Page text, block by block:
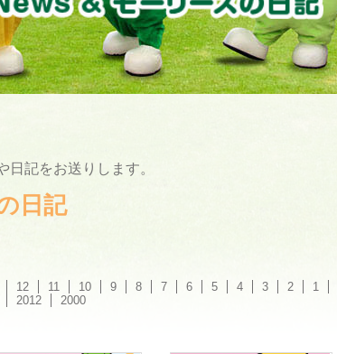
記をお送りします。
日記
12 11 10 9 8 7 6 5 4 3 2 1
2012 2000